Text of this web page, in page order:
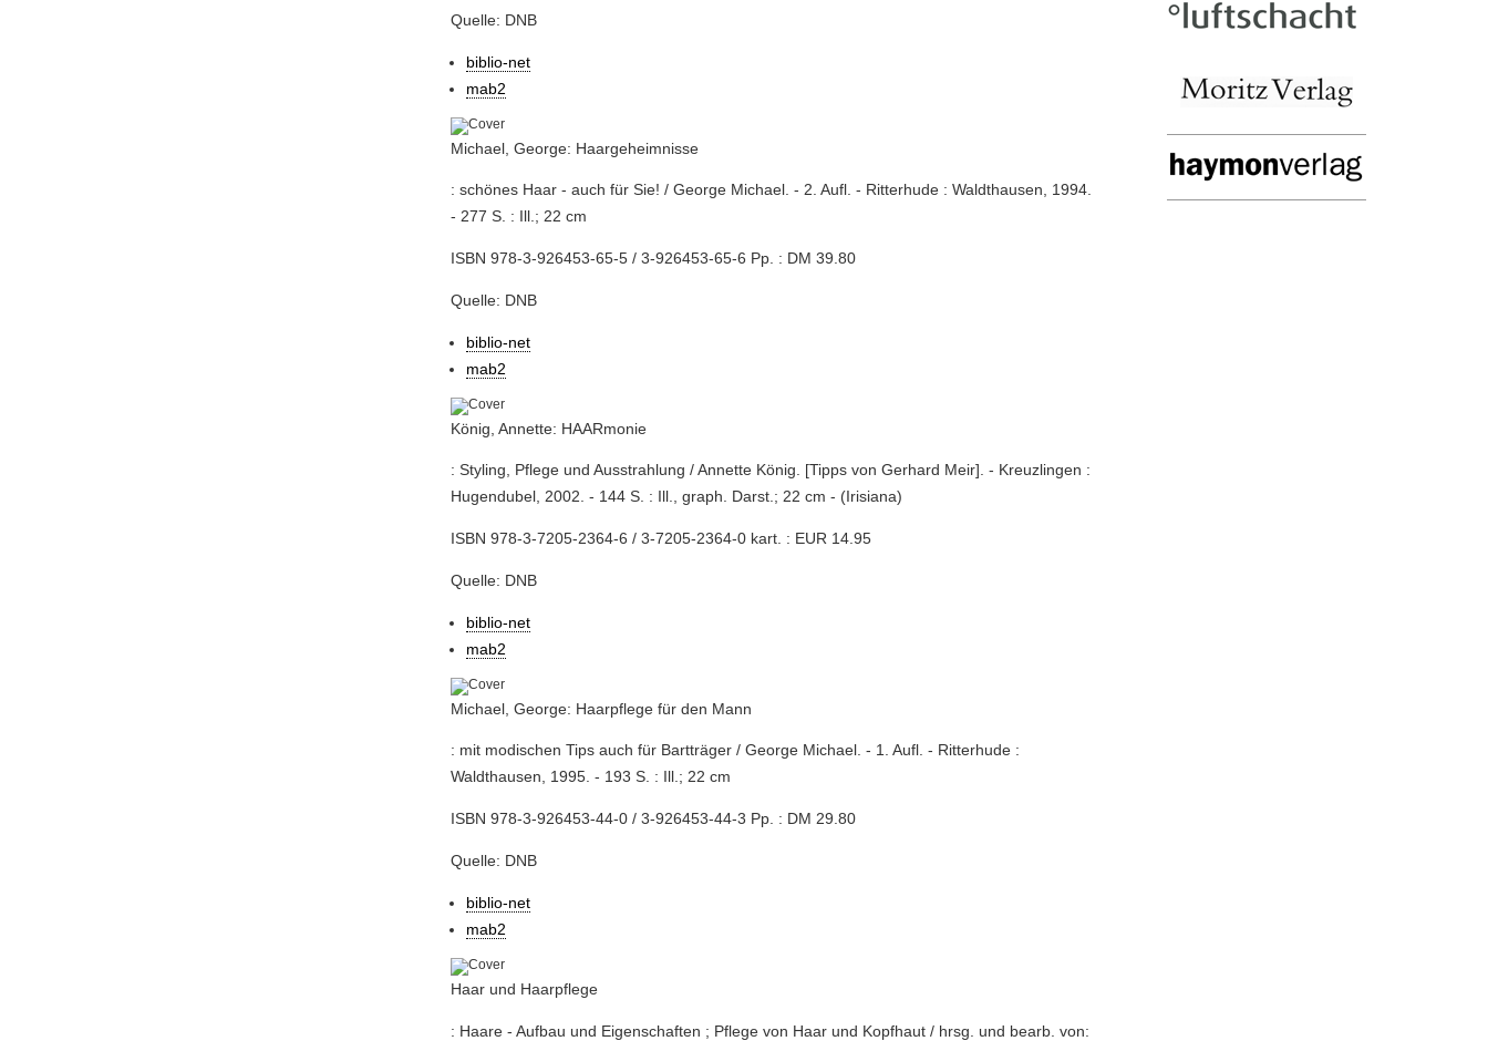
Quelle: DNB
biblio-net
mab2
Michael, George: Haargeheimnisse
: schönes Haar - auch für Sie! / George Michael. - 2. Aufl. - Ritterhude : Waldthausen, 1994.
- 277 S. : Ill.; 22 cm
ISBN 978-3-926453-65-5 / 3-926453-65-6 Pp. : DM 39.80
Quelle: DNB
biblio-net
mab2
König, Annette: HAARmonie
: Styling, Pflege und Ausstrahlung / Annette König. [Tipps von Gerhard Meir]. - Kreuzlingen :
Hugendubel, 2002. - 144 S. : Ill., graph. Darst.; 22 cm - (Irisiana)
ISBN 978-3-7205-2364-6 / 3-7205-2364-0 kart. : EUR 14.95
Quelle: DNB
biblio-net
mab2
Michael, George: Haarpflege für den Mann
: mit modischen Tips auch für Bartträger / George Michael. - 1. Aufl. - Ritterhude :
Waldthausen, 1995. - 193 S. : Ill.; 22 cm
ISBN 978-3-926453-44-0 / 3-926453-44-3 Pp. : DM 29.80
Quelle: DNB
biblio-net
mab2
Haar und Haarpflege
: Haare - Aufbau und Eigenschaften ; Pflege von Haar und Kopfhaut / hrsg. und bearb. von: